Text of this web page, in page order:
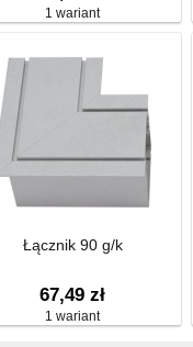
1 wariant
Łącznik 90 g/k
67,49 zł
1 wariant